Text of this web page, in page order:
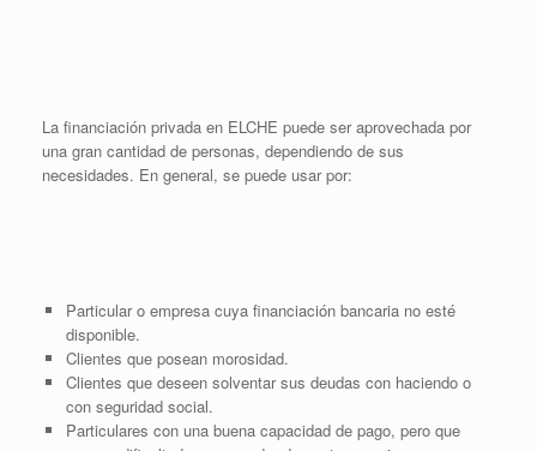
La financiación privada en ELCHE puede ser aprovechada por
una gran cantidad de personas, dependiendo de sus
necesidades. En general, se puede usar por:
Particular o empresa cuya financiación bancaria no esté
disponible.
Clientes que posean morosidad.
Clientes que deseen solventar sus deudas con haciendo o
con seguridad social.
Particulares con una buena capacidad de pago, pero que